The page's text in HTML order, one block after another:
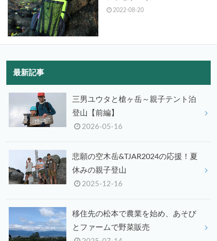
2022-08-20
最新記事
三男ユウタと槍ヶ岳～親子テント泊
登山【前編】
2026-05-16
悲願の空木岳&TJAR2024の応援！夏
休みの親子登山
2025-12-16
移住先の松本で農業を始め、あそび
とファームで野菜販売